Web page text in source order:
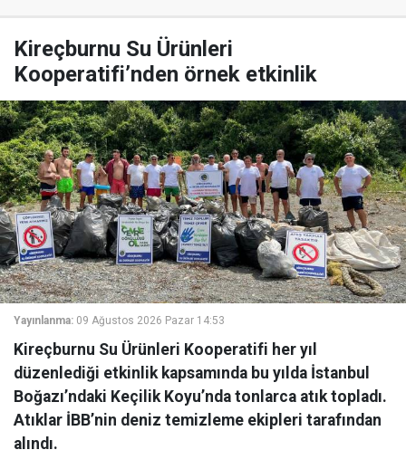
Kireçburnu Su Ürünleri
Kooperatifi’nden örnek etkinlik
Yayınlanma: 09 Ağustos 2026 Pazar 14:53
Kireçburnu Su Ürünleri Kooperatifi her yıl
düzenlediği etkinlik kapsamında bu yılda İstanbul
Boğazı’ndaki Keçilik Koyu’nda tonlarca atık topladı.
Atıklar İBB’nin deniz temizleme ekipleri tarafından
alındı.